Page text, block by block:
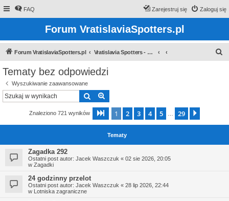
FAQ Zaloguj się
Zarejestruj się
Forum VratislaviaSpotters.pl
Forum VratislaviaSpotters.pl Vratislavia Spotters - Wroclawska grupa spotterska
Tematy bez odpowiedzi
Wyszukiwanie zaawansowane
Szukaj
Znaleziono 721 wyników Strona z29
1 2 3 4 5 29
Tematy
Zagadka 292
Ostatni post autor: Jacek Waszczuk « 02 sie 2026, 20:05
w Zagadki
24 godzinny przelot
Ostatni post autor: Jacek Waszczuk « 28 lip 2026, 22:44
w Lotniska zagraniczne